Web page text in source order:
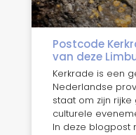
Postcode
van deze
Kerkrade is een
Nederlandse
staat om zijn
culturele
In deze blogpost